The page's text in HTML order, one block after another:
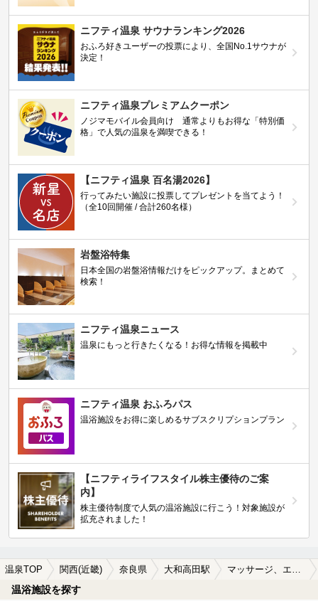
ニフティ温泉 サウナランキング2026
おふろ好きユーザーの投票により、全国No.1サウナが
決定！
ニフティ温泉プレミアムクーポン
ノジマモバイル会員向け 通常よりもお得な「特別価
格」で人気の温泉を満喫できる！
【ニフティ温泉 百名湯2026】
行ってみたい施設に投票してプレゼントを当てよう！
（全10回開催 / 合計260名様）
岩盤浴特集
日本全国の岩盤浴情報だけをピックアップ。まとめて
検索！
ニフティ温泉ニュース
温泉にもっと行きたくなる！お得な情報を掲載中
ニフティ温泉 おふろパス
温浴施設をお得に楽しめるサブスクリプションプラン
【ニフティライフスタイル株主優待のご案
内】
株主優待制度で人気の温浴施設に行こう！対象施設が
拡充されました！
温泉TOP 関西(近畿) 奈良県 大和高田駅 マッサージ、エステがある大和高田駅近くの温泉、日帰り温泉、スーパー銭湯おすすめ
温浴施設を探す